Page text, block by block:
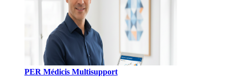
PER Médicis Multisupport